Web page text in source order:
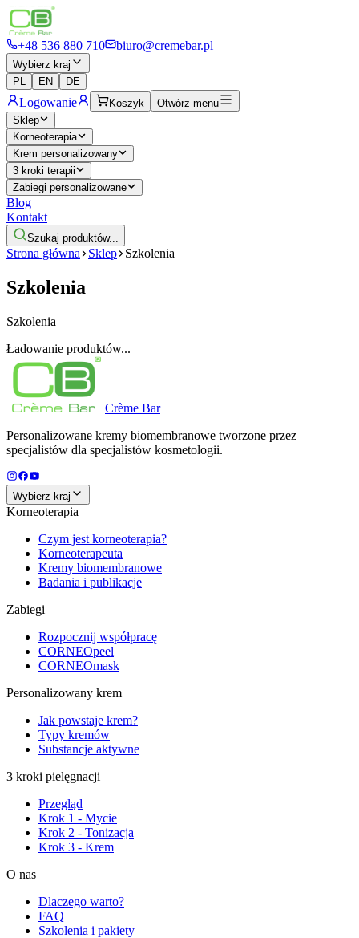
+48 536 880 710 biuro@cremebar.pl
Wybierz kraj
PL
EN DE
Logowanie Koszyk
Otwórz menu
Sklep
Korneoterapia
Krem personalizowany
3 kroki terapii
Zabiegi personalizowane
Blog
Kontakt
Szukaj produktów...
Strona główna Sklep Szkolenia
Szkolenia
Szkolenia
Ładowanie produktów...
Crème Bar
Personalizowane kremy biomembranowe tworzone przez
specjalistów dla specjalistów kosmetologii.
Wybierz kraj
Korneoterapia
Czym jest korneoterapia?
Korneoterapeuta
Kremy biomembranowe
Badania i publikacje
Zabiegi
Rozpocznij współpracę
CORNEOpeel
CORNEOmask
Personalizowany krem
Jak powstaje krem?
Typy kremów
Substancje aktywne
3 kroki pielęgnacji
Przegląd
Krok 1 - Mycie
Krok 2 - Tonizacja
Krok 3 - Krem
O nas
Dlaczego warto?
FAQ
Szkolenia i pakiety